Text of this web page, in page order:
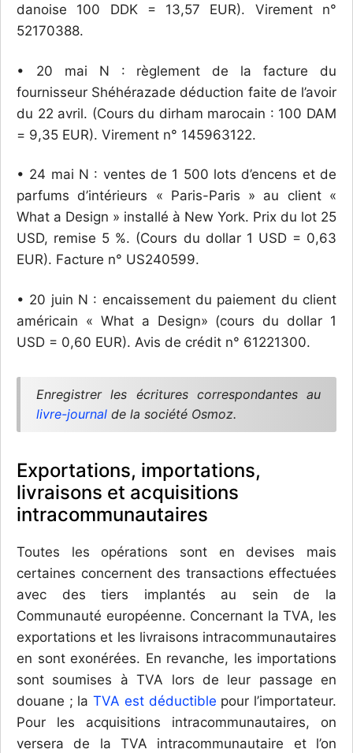
danoise 100 DDK = 13,57 EUR). Virement n°
52170388.
• 20 mai N : règlement de la facture du
fournisseur Shéhérazade déduction faite de l’avoir
du 22 avril. (Cours du dirham marocain : 100 DAM
= 9,35 EUR). Virement n° 145963122.
• 24 mai N : ventes de 1 500 lots d’encens et de
parfums d’intérieurs « Paris-Paris » au client «
What a Design » installé à New York. Prix du lot 25
USD, remise 5 %. (Cours du dollar 1 USD = 0,63
EUR). Facture n° US240599.
• 20 juin N : encaissement du paiement du client
américain « What a Design» (cours du dollar 1
USD = 0,60 EUR). Avis de crédit n° 61221300.
Enregistrer les écritures correspondantes au
livre-journal de la société Osmoz.
Exportations, importations,
livraisons et acquisitions
intracommunautaires
Toutes les opérations sont en devises mais
certaines concernent des transactions effectuées
avec des tiers implantés au sein de la
Communauté européenne. Concernant la TVA, les
exportations et les livraisons intracommunautaires
en sont exonérées. En revanche, les importations
sont soumises à TVA lors de leur passage en
douane ; laTVA est déductible pour l’importateur.
Pour les acquisitions intracommunautaires, on
versera de la TVA intracommunautaire et l’on